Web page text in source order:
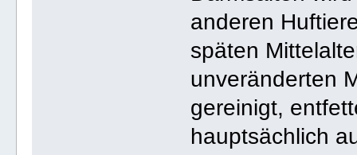
anderen
späten
unveränderten
gereinigt,
hauptsächlich